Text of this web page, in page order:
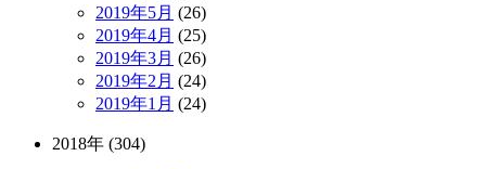
2019年5月 (26)
2019年4月 (25)
2019年3月 (26)
2019年2月 (24)
2019年1月 (24)
2018年 (304)